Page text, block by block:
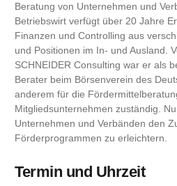
Beratung von Unternehmen und
Betriebswirt verfügt über 20 Jahre
Finanzen und Controlling aus
und Positionen im In- und Ausland.
SCHNEIDER Consulting war er als
Berater beim Börsenverein des
anderem für die
Mitgliedsunternehmen zuständig.
Unternehmen und Verbänden den
Förderprogrammen zu erleichtern.
Termin und Uhrzeit